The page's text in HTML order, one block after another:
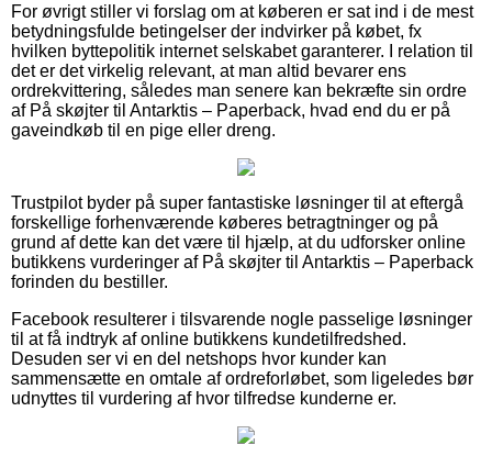
For øvrigt stiller vi forslag om at køberen er sat ind i de mest
betydningsfulde betingelser der indvirker på købet, fx
hvilken byttepolitik internet selskabet garanterer. I relation til
det er det virkelig relevant, at man altid bevarer ens
ordrekvittering, således man senere kan bekræfte sin ordre
af På skøjter til Antarktis – Paperback, hvad end du er på
gaveindkøb til en pige eller dreng.
Trustpilot byder på super fantastiske løsninger til at eftergå
forskellige forhenværende køberes betragtninger og på
grund af dette kan det være til hjælp, at du udforsker online
butikkens vurderinger af På skøjter til Antarktis – Paperback
forinden du bestiller.
Facebook resulterer i tilsvarende nogle passelige løsninger
til at få indtryk af online butikkens kundetilfredshed.
Desuden ser vi en del netshops hvor kunder kan
sammensætte en omtale af ordreforløbet, som ligeledes bør
udnyttes til vurdering af hvor tilfredse kunderne er.